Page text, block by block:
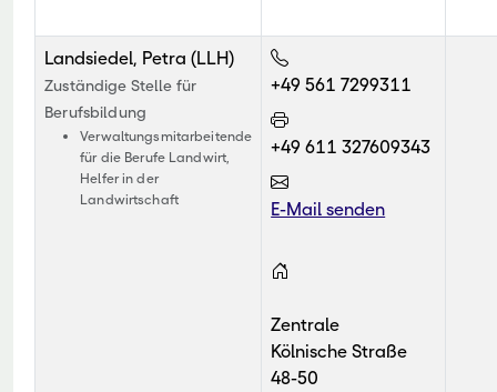
Landsiedel, Petra (LLH)
Zuständige Stelle für
Berufsbildung
Verwaltungsmitarbeitende
für die Berufe Landwirt,
Helfer in der
Landwirtschaft
+49 561 7299311
+49 611 327609343
E-Mail senden
Zentrale
Kölnische Straße
48-50